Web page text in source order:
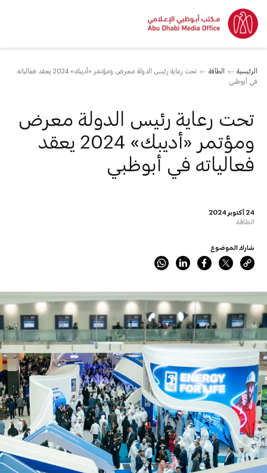
الرئيسية الطاقة
تحت رعاية رئيس الدولة معرض ومؤتمر «أديبك» 2024 يعقد فعالياته
في أبوظبي
24 أكتوبر 2024
الطاقة
تحت رعاية رئيس الدولة معرض
ومؤتمر «أديبك» 2024 يعقد
فعالياته في أبوظبي
شارك الموضوع